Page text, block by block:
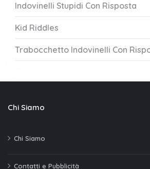
Indovinelli Stupidi Con Risposta
Kid Riddles
Trabocchetto Indovinelli Con
Chi Siamo
Chi Siamo
Contatti e Pubblicità